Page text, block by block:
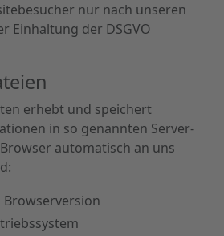
nur nach unseren
Einhaltung der DSGVO
erhebt und speichert
in so genannten Server-
automatisch an uns